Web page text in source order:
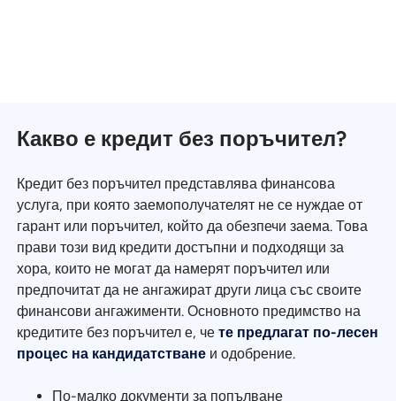
Какво е кредит без поръчител?
Кредит без поръчител представлява финансова
услуга, при която заемополучателят не се нуждае от
гарант или поръчител, който да обезпечи заема. Това
прави този вид кредити достъпни и подходящи за
хора, които не могат да намерят поръчител или
предпочитат да не ангажират други лица със своите
финансови ангажименти. Основното предимство на
кредитите без поръчител е, чете предлагат по-лесен
процес на кандидатстване и одобрение.
По-малко документи за попълване